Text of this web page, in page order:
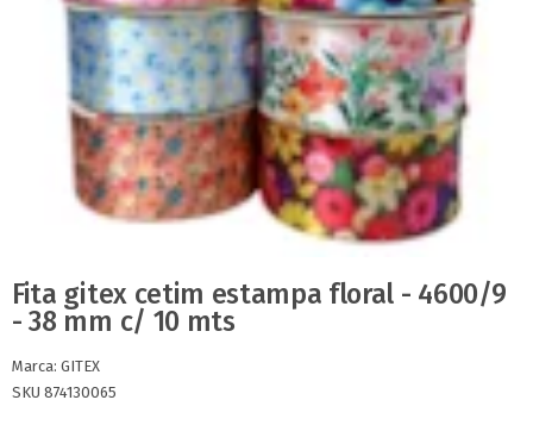
Fita gitex cetim estampa floral - 4600/9
- 38 mm c/ 10 mts
Marca:GITEX
SKU 874130065